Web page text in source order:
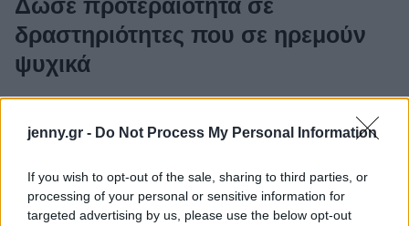
jenny.gr - Do Not Process My Personal Information
If you wish to opt-out of the sale, sharing to third parties, or
processing of your personal or sensitive information for
targeted advertising by us, please use the below opt-out
Δώσε προτεραιότητα σε
δραστηριότητες που σε ηρεμούν
ψυχικά
ημέρες των γιορτών μπορείς να δώσεις
ηρεμούν. Αυτό μπορεί να είναι να το διαβάσεις
βιβλία, να πας στον κινηματογράφο, να δεις μια